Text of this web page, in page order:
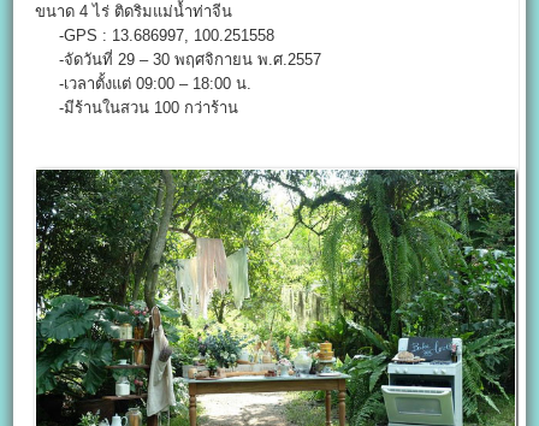
ขนาด 4 ไร่ ติดริมแม่น้ำท่าจีน
-GPS : 13.686997, 100.251558
-จัดวันที่ 29 – 30 พฤศจิกายน พ.ศ.2557
-เวลาตั้งแต่ 09:00 – 18:00 น.
-มีร้านในสวน 100 กว่าร้าน